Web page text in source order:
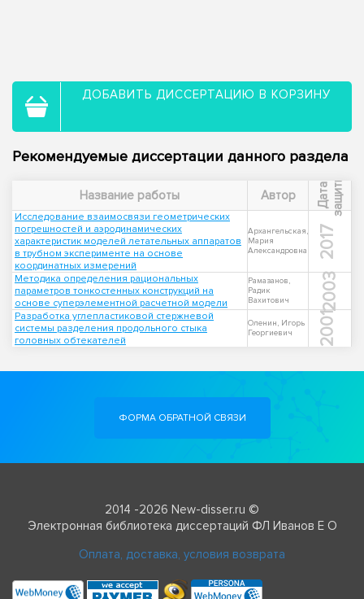
ДОБАВИТЬ ДИССЕРТАЦИЮ В КОРЗИНУ
Рекомендуемые диссертации данного раздела
Название работы Автор Д
а
т
а
з
а
щ
и
т ы
Исследование взаимосвязи геометрических
погрешностей и аэродинамических
характеристик моделей летательных аппаратов
в трубном эксперименте на основе
координатных измерений
Архангельская,
Мария
Александровна
2017
Методика определения рациональных
параметров тонкостенных конструкций на
основе суперэлементной расчетной модели
Рамазанов,
Радик
Вахитович
2003
Разработка углепластиковой стержневой
системы разделения продольного стыка
головных обтекателей
Оленин, Игорь
Георгиевич
2001
ФОРМА ОБРАТНОЙ СВЯЗИ
2014 -2026 New-disser.ru ©
Электронная библиотека диссертаций ФЛ Иванов Е О
Оплата, доставка, условия возврата